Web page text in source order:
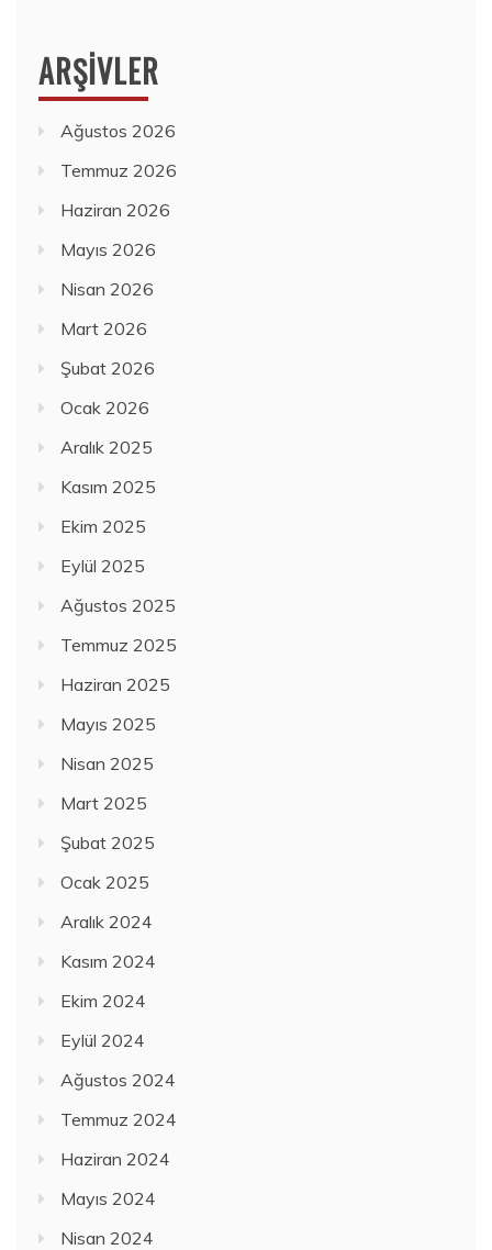
ARŞIVLER
Ağustos 2026
Temmuz 2026
Haziran 2026
Mayıs 2026
Nisan 2026
Mart 2026
Şubat 2026
Ocak 2026
Aralık 2025
Kasım 2025
Ekim 2025
Eylül 2025
Ağustos 2025
Temmuz 2025
Haziran 2025
Mayıs 2025
Nisan 2025
Mart 2025
Şubat 2025
Ocak 2025
Aralık 2024
Kasım 2024
Ekim 2024
Eylül 2024
Ağustos 2024
Temmuz 2024
Haziran 2024
Mayıs 2024
Nisan 2024